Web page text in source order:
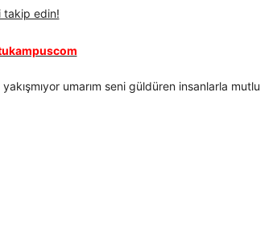
takip edin!
umarım seni güldüren insanlarla mutlu